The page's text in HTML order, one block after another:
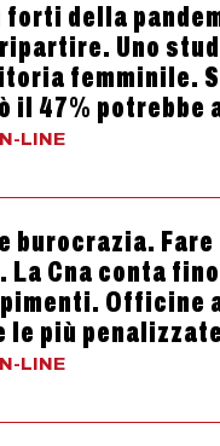
della
Uno
femminile.
il 47% potrebbe
LINE
burocrazia.
La Cna conta
Officine
le più penalizzate
LINE